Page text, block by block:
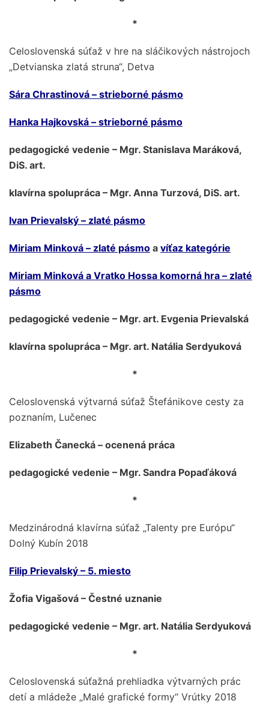
*
Celoslovenská súťaž v hre na sláčikových nástrojoch
„Detvianska zlatá struna“, Detva
Sára Chrastinová – strieborné pásmo
Hanka Hajkovská – strieborné pásmo
pedagogické vedenie – Mgr. Stanislava Maráková,
DiS. art.
klavírna spolupráca – Mgr. Anna Turzová, DiS. art.
Ivan Prievalský – zlaté pásmo
Miriam Minková – zlaté pásmo a víťaz kategórie
Miriam Minková a Vratko Hossa komorná hra – zlaté
pásmo
pedagogické vedenie – Mgr. art. Evgenia Prievalská
klavírna spolupráca – Mgr. art. Natália Serdyuková
*
Celoslovenská výtvarná súťaž Štefánikove cesty za
poznaním, Lučenec
Elizabeth Čanecká – ocenená práca
pedagogické vedenie – Mgr. Sandra Popaďáková
*
Medzinárodná klavírna súťaž „Talenty pre Európu“
Dolný Kubín 2018
Filip Prievalský – 5. miesto
Žofia Vigašová – Čestné uznanie
pedagogické vedenie – Mgr. art. Natália Serdyuková
*
Celoslovenská súťažná prehliadka výtvarných prác
detí a mládeže „Malé grafické formy“ Vrútky 2018